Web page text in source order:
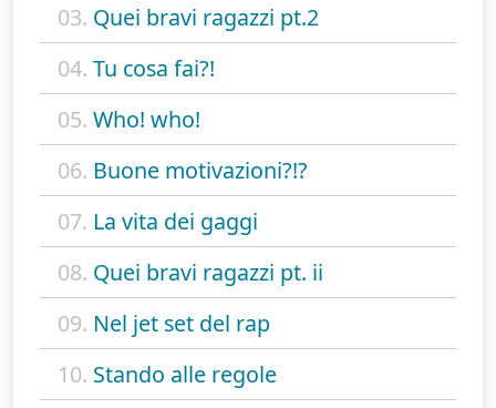
03. Quei bravi ragazzi pt.2
04. Tu cosa fai?!
05. Who! who!
06. Buone motivazioni?!?
07. La vita dei gaggi
08. Quei bravi ragazzi pt. ii
09. Nel jet set del rap
10. Stando alle regole